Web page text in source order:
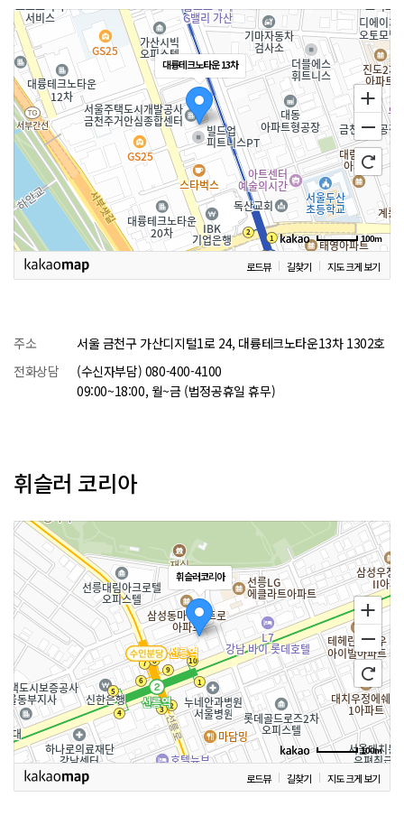
대륭테크노타운 13차
100m
로드뷰 길찾기 지도 크게 보기
주소
서울 금천구 가산디지털1로 24, 대륭테크노타운13차 1302호
전화상담
(수신자부담) 080-400-4100
09:00~18:00, 월~금 (법정공휴일 휴무)
휘슬러 코리아
휘슬러코리아
100m
로드뷰 길찾기 지도 크게 보기